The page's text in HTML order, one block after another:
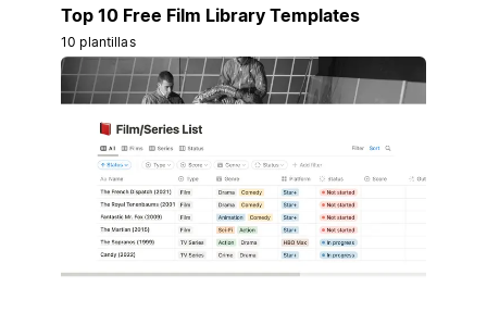
Top 10 Free Film Library Templates
10 plantillas